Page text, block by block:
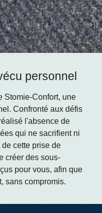
personnel
Stomie-Confort, une
Confronté aux défis
l'absence de
qui ne sacrifient ni
de cette prise de
créer des sous-
pour vous, afin que
sans compromis.